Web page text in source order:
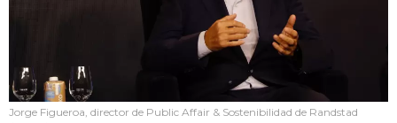
Jorge Figueroa, director de Public Affair & Sostenibilidad de Randstad